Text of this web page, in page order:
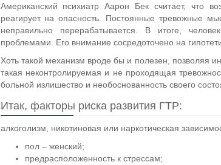
Американский психиатр Аарон Бек считает, что
реагирует на опасность. Постоянные тревожные
неправильно перерабатывается. В итоге,
проблемами. Его внимание сосредоточено на
Хоть такой механизм вроде бы и полезен, позволяя
такая неконтролируемая и не проходящая
больной излишество и необоснованность своего
Итак, факторы риска развития ГТР:
алкоголизм, никотиновая или наркотическая
пол – женский;
предрасположенность к стрессам;